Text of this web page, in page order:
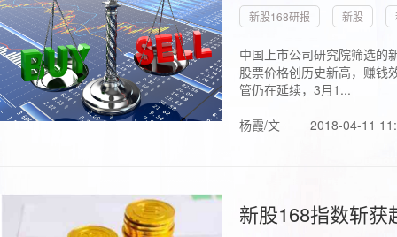
新股168研报 新股
中国上市公司研究院筛选的
股票价格创历史新高，赚钱
管仍在延续，3月1...
杨霞/文
2018-04-11
新股168指数斩